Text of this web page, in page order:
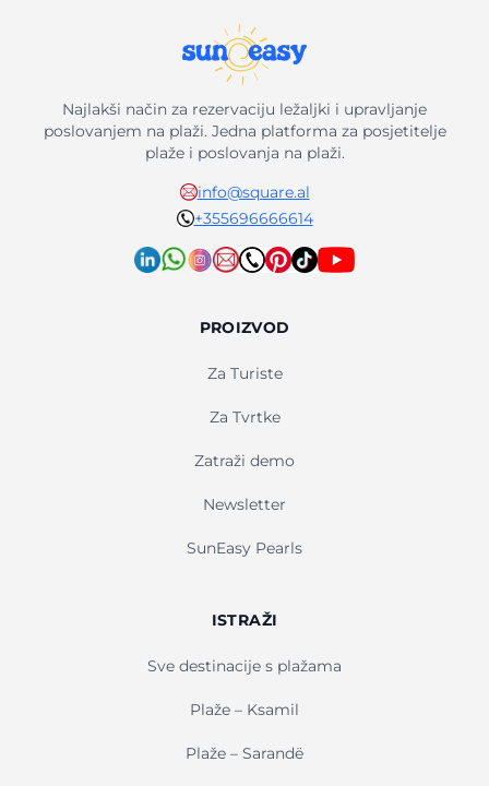
Najlakši način za rezervaciju ležaljki i upravljanje
poslovanjem na plaži. Jedna platforma za posjetitelje
plaže i poslovanja na plaži.
info@square.al
+355696666614
PROIZVOD
Za Turiste
Za Tvrtke
Zatraži demo
Newsletter
SunEasy Pearls
ISTRAŽI
Sve destinacije s plažama
Plaže – Ksamil
Plaže – Sarandë